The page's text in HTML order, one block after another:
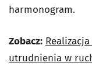
harmonogram.
Zobacz:
utrudnienia w